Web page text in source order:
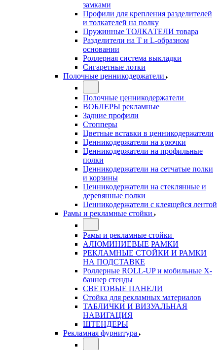
замками
Профили для крепления разделителей
и толкателей на полку
Пружинные ТОЛКАТЕЛИ товара
Разделители на Т и L-образном
основании
Роллерная система выкладки
Сигаретные лотки
Полочные ценникодержатели
Полочные ценникодержатели
ВОБЛЕРЫ рекламные
Задние профили
Стопперы
Цветные вставки в ценникодержатели
Ценникодержатели на крючки
Ценникодержатели на профильные
полки
Ценникодержатели на сетчатые полки
и корзины
Ценникодержатели на стеклянные и
деревянные полки
Ценникодержатели с клеящейся лентой
Рамы и рекламные стойки
Рамы и рекламные стойки
АЛЮМИНИЕВЫЕ РАМКИ
РЕКЛАМНЫЕ СТОЙКИ И РАМКИ
НА ПОДСТАВКЕ
Роллерные ROLL-UP и мобильные X-
баннер стенды
СВЕТОВЫЕ ПАНЕЛИ
Стойка для рекламных материалов
ТАБЛИЧКИ И ВИЗУАЛЬНАЯ
НАВИГАЦИЯ
ШТЕНДЕРЫ
Рекламная фурнитура